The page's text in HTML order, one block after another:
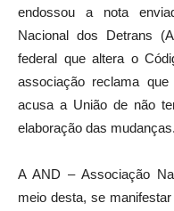
endossou a nota
Nacional dos Detrans
federal que altera o
associação reclama
acusa a União de não
elaboração das
A AND – Associação
meio desta, se